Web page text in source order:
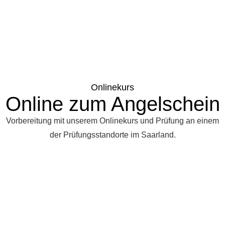
Onlinekurs
Online zum Angelschein
Vorbereitung mit unserem Onlinekurs und Prüfung an einem
der Prüfungsstandorte im Saarland.